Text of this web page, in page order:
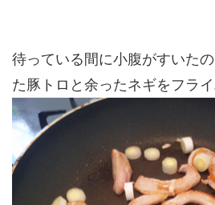
待っている間に小腹がすいた
た豚トロと余ったネギをフライ